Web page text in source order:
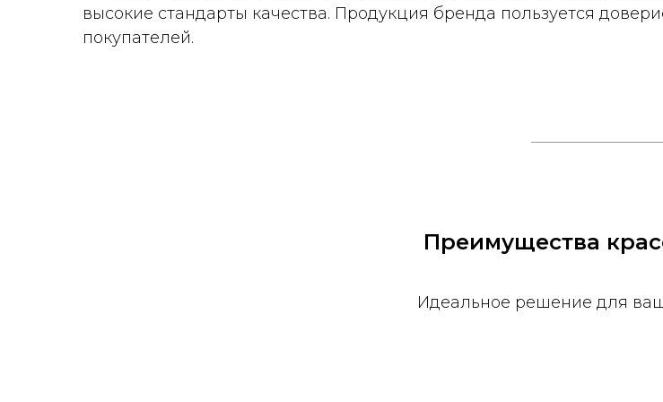
высокие стандарты качества. Продукция бренда пользуется
покупателей.
Преимущества
Идеальное решение для